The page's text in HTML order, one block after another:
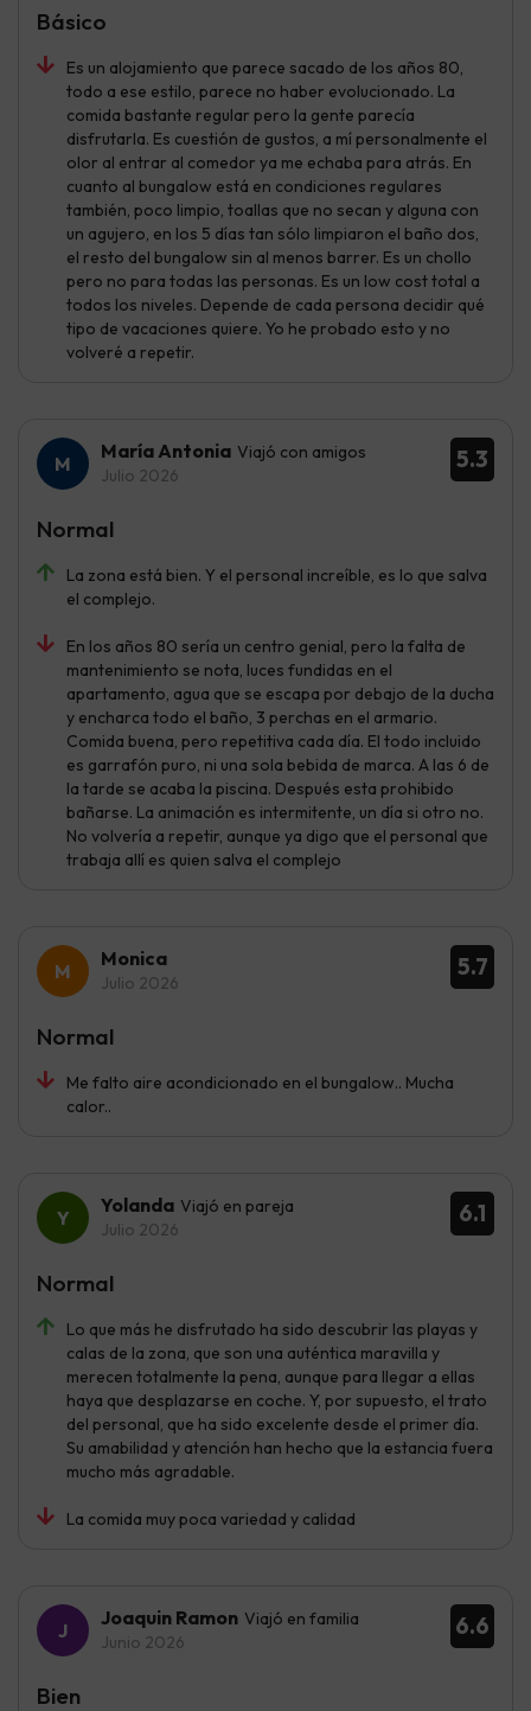
Es un alojamiento que parece sacado de los años 80,
todo a ese estilo, parece no haber evolucionado. La
comida bastante regular pero la gente parecía
disfrutarla. Es cuestión de gustos, a mí personalmente el
olor al entrar al comedor ya me echaba para atrás. En
cuanto al bungalow está en condiciones regulares
también, poco limpio, toallas que no secan y alguna con
un agujero, en los 5 días tan sólo limpiaron el baño dos,
el resto del bungalow sin al menos barrer. Es un chollo
pero no para todas las personas. Es un low cost total a
todos los niveles. Depende de cada persona decidir qué
tipo de vacaciones quiere. Yo he probado esto y no
volveré a repetir.
Básico
5.3
María Antonia Viajó con amigos
Julio 2026
La zona está bien. Y el personal increíble, es lo que salva
el complejo.
En los años 80 sería un centro genial, pero la falta de
mantenimiento se nota, luces fundidas en el
apartamento, agua que se escapa por debajo de la ducha
y encharca todo el baño, 3 perchas en el armario.
Comida buena, pero repetitiva cada día. El todo incluido
es garrafón puro, ni una sola bebida de marca. A las 6 de
la tarde se acaba la piscina. Después esta prohibido
bañarse. La animación es intermitente, un día si otro no.
No volvería a repetir, aunque ya digo que el personal que
trabaja allí es quien salva el complejo
Normal
5.7
Monica
Julio 2026
Me falto aire acondicionado en el bungalow.. Mucha
calor..
Normal
6.1
Yolanda Viajó en pareja
Julio 2026
Lo que más he disfrutado ha sido descubrir las playas y
calas de la zona, que son una auténtica maravilla y
merecen totalmente la pena, aunque para llegar a ellas
haya que desplazarse en coche. Y, por supuesto, el trato
del personal, que ha sido excelente desde el primer día.
Su amabilidad y atención han hecho que la estancia fuera
mucho más agradable.
La comida muy poca variedad y calidad
Normal
6.6
Joaquin Ramon Viajó en familia
Junio 2026
Bien